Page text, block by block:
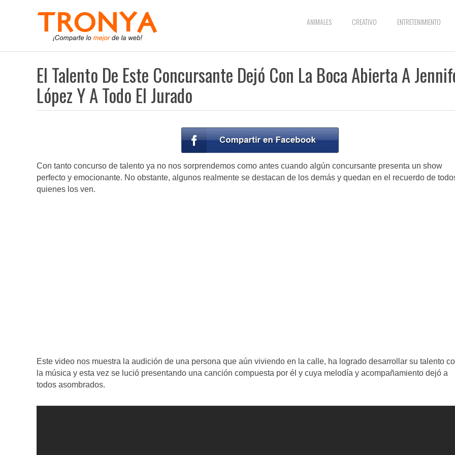
ANIMALES CREATIVO ENTRETENIMIENTO
El Talento De Este Concursante Dejó Con La Boca Abierta A
López Y A Todo El Jurado
Con tanto concurso de talento ya no nos sorprendemos como antes cuando algún concursante presenta un show
perfecto y emocionante. No obstante, algunos realmente se destacan de los demás y quedan en el recuerdo de
quienes los ven.
Este video nos muestra la audición de una persona que aún viviendo en la calle, ha logrado desarrollar su talento
la música y esta vez se lució presentando una canción compuesta por él y cuya melodía y acompañamiento dejó a
todos asombrados.